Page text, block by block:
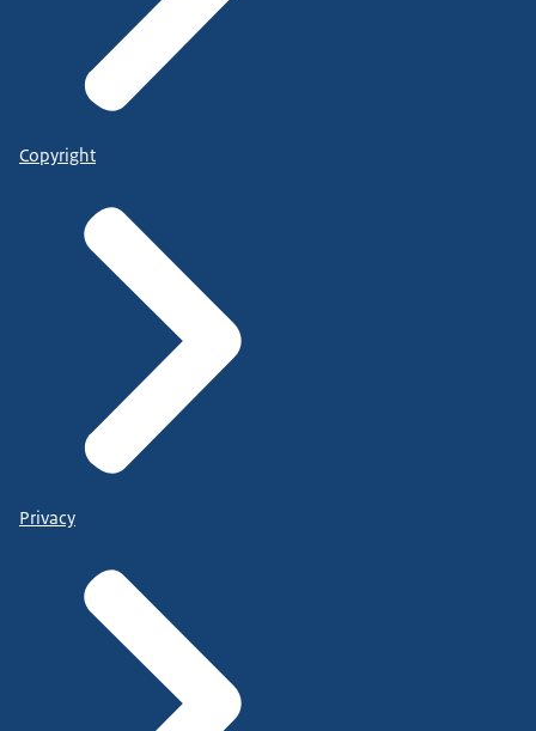
Copyright
Privacy